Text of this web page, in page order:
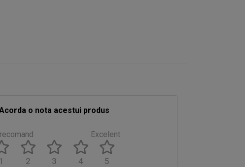
o nota acestui produs
Excelent
5
4
3
2
1